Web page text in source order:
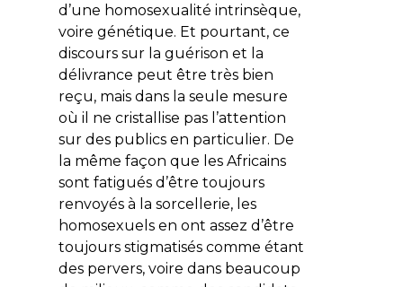
d’une homosexualité intrinsèque,
voire génétique. Et pourtant, ce
discours sur la guérison et la
délivrance peut être très bien
reçu, mais dans la seule mesure
où il ne cristallise pas l’attention
sur des publics en particulier. De
la même façon que les Africains
sont fatigués d’être toujours
renvoyés à la sorcellerie, les
homosexuels en ont assez d’être
toujours stigmatisés comme étant
des pervers, voire dans beaucoup